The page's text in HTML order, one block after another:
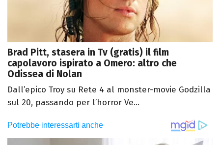
Brad Pitt, stasera in Tv (gratis) il film
capolavoro ispirato a Omero: altro che
Odissea di Nolan
Dall’epico Troy su Rete 4 al monster-movie Godzilla
sul 20, passando per l’horror Ve...